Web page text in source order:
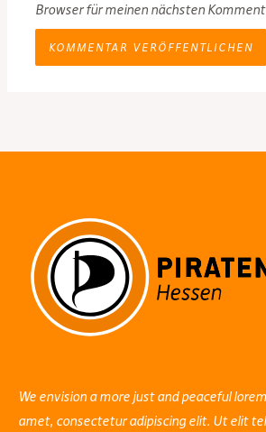
Browser für meinen nächsten
We envision a more just and peaceful
amet, consectetur adipiscing elit. Ut elit